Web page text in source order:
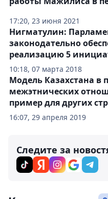
17:20, 23 июня 2021
10:18, 07 марта 2018
Нигматулин:
законодательно
реализацию 5
16:07, 29 апреля 2019
Модель Казахстана в
межэтнических
пример для других
Следите за